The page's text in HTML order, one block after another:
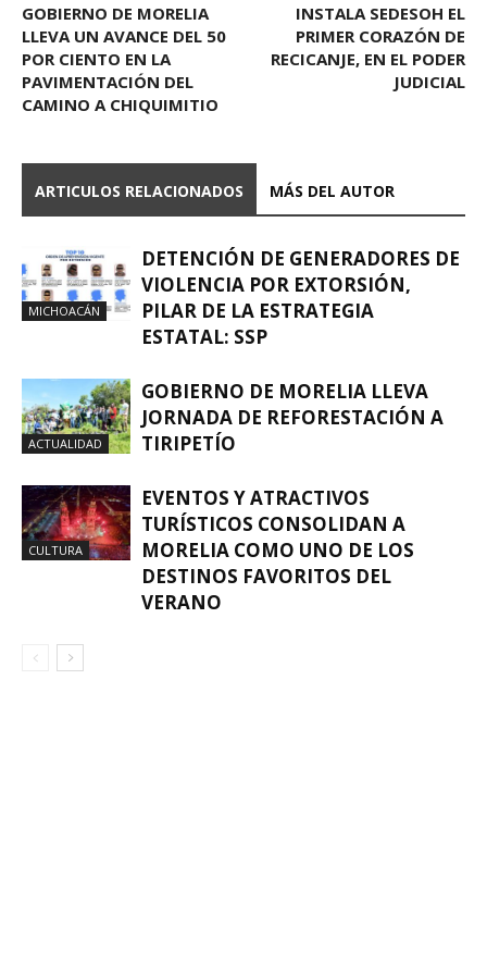
GOBIERNO DE MORELIA
LLEVA UN AVANCE DEL 50
POR CIENTO EN LA
PAVIMENTACIÓN DEL
CAMINO A CHIQUIMITIO
INSTALA SEDESOH EL
PRIMER CORAZÓN DE
RECICANJE, EN EL PODER
JUDICIAL
ARTICULOS RELACIONADOS MÁS DEL AUTOR
MICHOACÁN
DETENCIÓN DE GENERADORES DE
VIOLENCIA POR EXTORSIÓN,
PILAR DE LA ESTRATEGIA
ESTATAL: SSP
ACTUALIDAD
GOBIERNO DE MORELIA LLEVA
JORNADA DE REFORESTACIÓN A
TIRIPETÍO
CULTURA
EVENTOS Y ATRACTIVOS
TURÍSTICOS CONSOLIDAN A
MORELIA COMO UNO DE LOS
DESTINOS FAVORITOS DEL
VERANO